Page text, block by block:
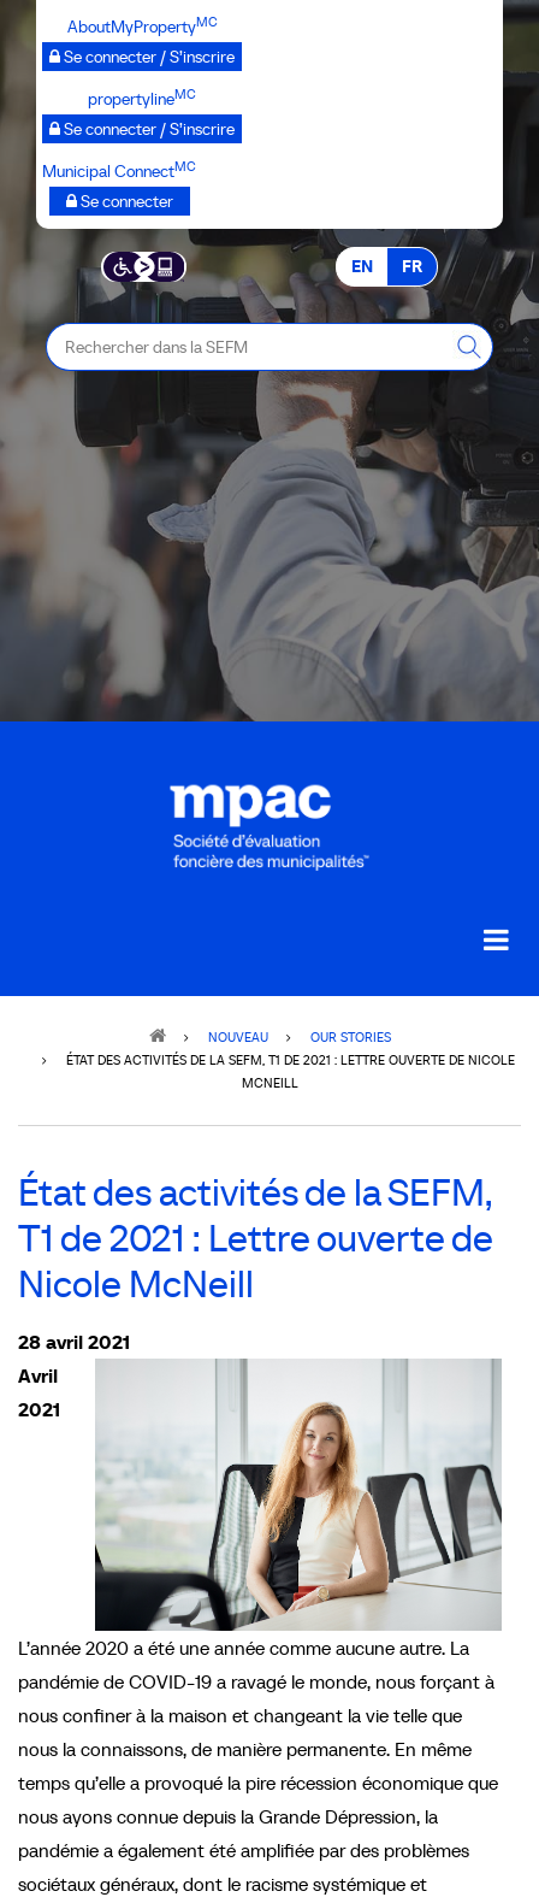
Passer
principal
AboutMyPropertyMC
Se connecter / S’inscrire
propertylineMC
Se connecter / S’inscrire
Municipal ConnectMC
Se connecter
EN FR
Rechercher
dans
NOUVEAU
OUR STORIES
ÉTAT DES ACTIVITÉS DE LA SEFM, T1 DE 2021 : LETTRE OUVERTE DE NICOLE
MCNEILL
État des activités de la SEFM,
T1 de 2021 : Lettre ouverte de
Nicole McNeill
28 avril 2021
Avril
2021
L’année 2020 a été une année comme aucune autre. La
pandémie de COVID-19 a ravagé le monde, nous forçant à
nous confiner à la maison et changeant la vie telle que
nous la connaissons, de manière permanente. En même
temps qu’elle a provoqué la pire récession économique que
nous ayons connue depuis la Grande Dépression, la
pandémie a également été amplifiée par des problèmes
sociétaux généraux, dont le racisme systémique et